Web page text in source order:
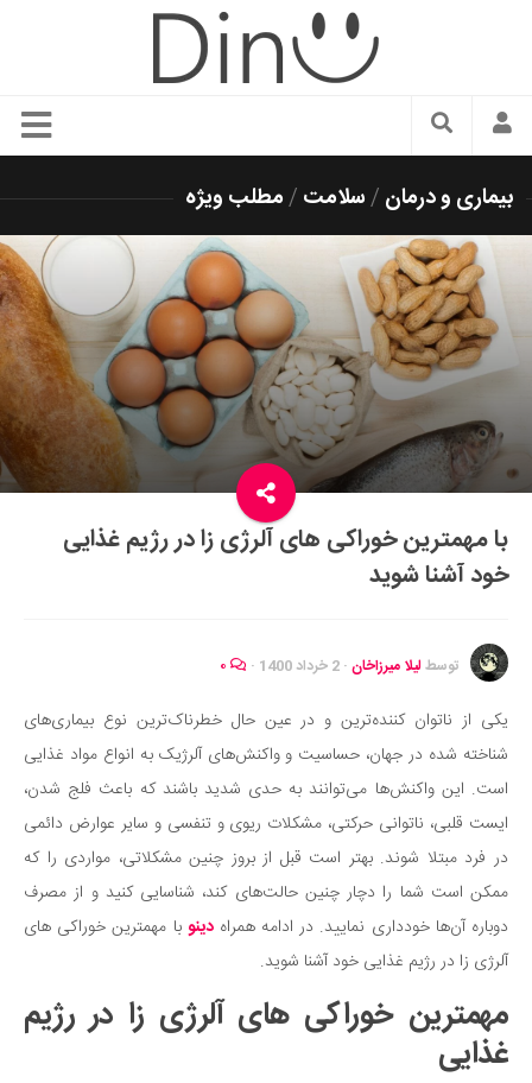
سبک زندگی
زیبایی و آرایش
شیک پوشی
دکوراسیون و چیدمان
غذا
رستوران گردی
آشپزی
سفر و گردشگری
ایران گردی
جهان گردی
موفقیت و مهارت‌های فردی
تغذیه سالم
بهداشت
بیماری و درمان
کودک و مادر
ورزش و تندرستی
روانشناسی
مراکز پزشکی و دارویی
فرهنگ و هنر
سینما و تئاتر
بیماری و درمان /سلامت /مطلب ویژه
با مهمترین خوراکی های آلرژی زا در رژیم غذایی
خود آشنا شوید
توسطلیلا میرزاخان · 2 خرداد 1400 ·
یکی از ناتوان کننده‌ترین و در عین حال خطرناک‌ترین نوع بیماری‌های
شناخته شده در جهان، حساسیت و واکنش‌های آلرژیک به انواع مواد غذایی
است. این واکنش‌ها می‌توانند به حدی شدید باشند که باعث فلج شدن،
ایست قلبی، ناتوانی حرکتی، مشکلات ریوی و تنفسی و سایر عوارض دائمی
در فرد مبتلا شوند. بهتر است قبل از بروز چنین مشکلاتی، مواردی را که
ممکن است شما را دچار چنین حالت‌های کند، شناسایی کنید و از مصرف
دوباره آن‌ها خودداری نمایید. در ادامه همراهدینو با مهمترین خوراکی های
آلرژی زا در رژیم غذایی خود آشنا شوید.
مهمترین خوراکی های آلرژی زا در رژیم
غذایی